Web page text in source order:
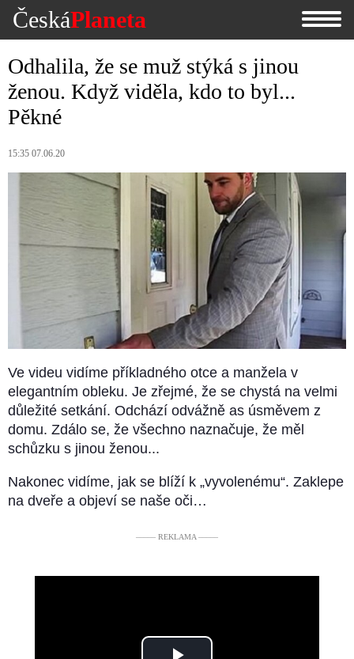
ČeskáPlaneta
Odhalila, že se muž stýká s jinou
ženou. Když viděla, kdo to byl...
Pěkné
15:35 07.06.20
Ve videu vidíme příkladného otce a manžela v
elegantním obleku. Je zřejmé, že se chystá na velmi
důležité setkání. Odchází odvážně as úsměvem z
domu. Zdálo se, že všechno naznačuje, že měl
schůzku s jinou ženou...
Nakonec vidíme, jak se blíží k „vyvolenému“. Zaklepe
na dveře a objeví se naše oči…
––––– REKLAMA –––––